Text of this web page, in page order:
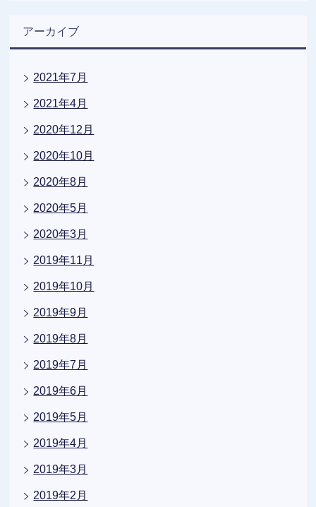
アーカイブ
2021年7月
2021年4月
2020年12月
2020年10月
2020年8月
2020年5月
2020年3月
2019年11月
2019年10月
2019年9月
2019年8月
2019年7月
2019年6月
2019年5月
2019年4月
2019年3月
2019年2月